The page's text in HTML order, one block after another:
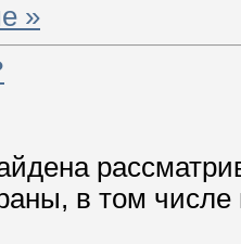
»
в том